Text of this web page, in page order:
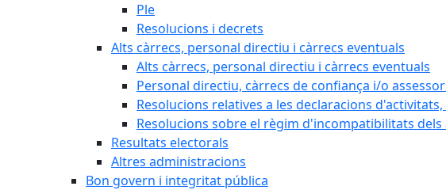
Ple
Resolucions i decrets
Alts càrrecs, personal directiu i càrrecs eventuals
Alts càrrecs, personal directiu i càrrecs eventuals
Personal directiu, càrrecs de confiança i/o
Resolucions relatives a les declaracions
Resolucions sobre el règim d'incompatibilitats
Resultats electorals
Altres administracions
Bon govern i integritat pública